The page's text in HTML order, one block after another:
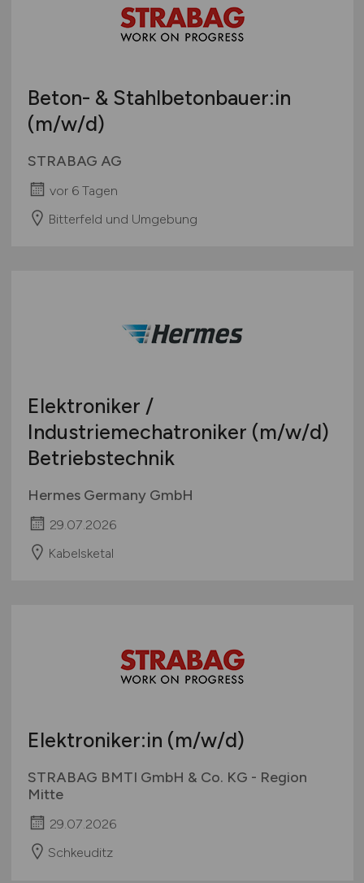
Beton- & Stahlbetonbauer:in
(m/w/d)
STRABAG AG
vor 6 Tagen
Bitterfeld und Umgebung
Elektroniker /
Industriemechatroniker (m/w/d)
Betriebstechnik
Hermes Germany GmbH
29.07.2026
Kabelsketal
Elektroniker:in (m/w/d)
STRABAG BMTI GmbH & Co. KG - Region
Mitte
29.07.2026
Schkeuditz